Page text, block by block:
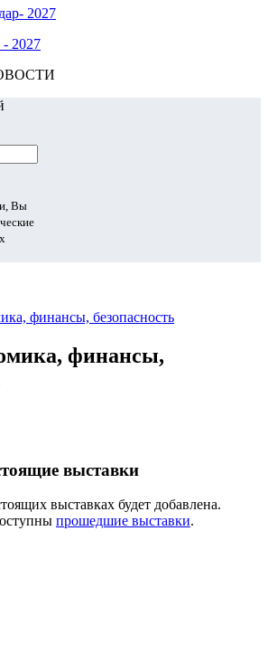
Вы
финансы, безопасность
финансы,
выставки
выставках будет добавлена.
прошедшие выставки.